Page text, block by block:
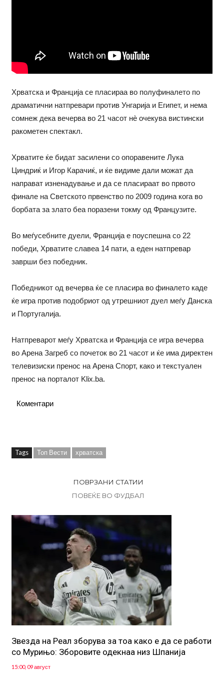
Хрватска и Франција се пласираа во полуфиналето по
драматични натпревари против Унгарија и Египет, и нема
сомнеж дека вечерва во 21 часот нè очекува вистински
ракометен спектакл.
Хрватите ќе бидат засилени со опоравените Лука
Циндриќ и Игор Карачиќ, и ќе видиме дали можат да
направат изненадување и да се пласираат во првото
финале на Светското првенство по 2009 година кога во
борбата за злато беа поразени токму од Французите.
Во меѓусебните дуели, Франција е поуспешна со 22
победи, Хрватите славеа 14 пати, а еден натпревар
заврши без победник.
Победникот од вечерва ќе се пласира во финалето каде
ќе игра против подобриот од утрешниот дуел меѓу Данска
и Португалија.
Натпреварот меѓу Хрватска и Франција се игра вечерва
во Арена Загреб со почеток во 21 часот и ќе има директен
телевизиски пренос на Арена Спорт, како и текстуален
пренос на порталот Klix.ba.
Коментари
Tags Топ Вести хрватска
ПОВРЗАНИ СТАТИИ
ПОВЕЌЕ ВО ФУДБАЛ
Звезда на Реал зборува за тоа како е да се работи
со Мурињо: Зборовите одекнаа низ Шпанија
15:00, 09 август